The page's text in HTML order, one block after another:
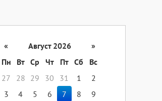
« Август 2026
»
Пн
Вт Ср Чт Пт Сб
Вс
27
28 29 30 31 1
2
3
4 5 6 7 8
9